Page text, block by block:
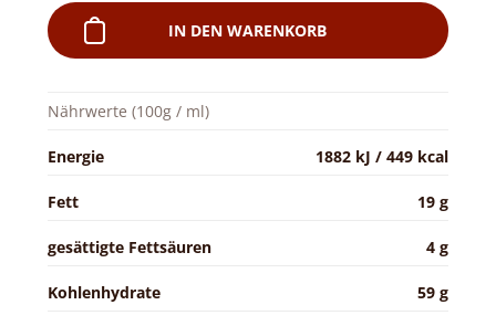
IN DEN WARENKORB
Nährwerte (100g / ml)
Energie 1882 kJ / 449 kcal
Fett 19 g
gesättigte Fettsäuren 4 g
Kohlenhydrate 59 g